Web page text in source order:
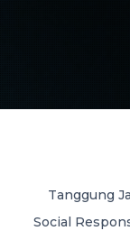
Tanggung
Social